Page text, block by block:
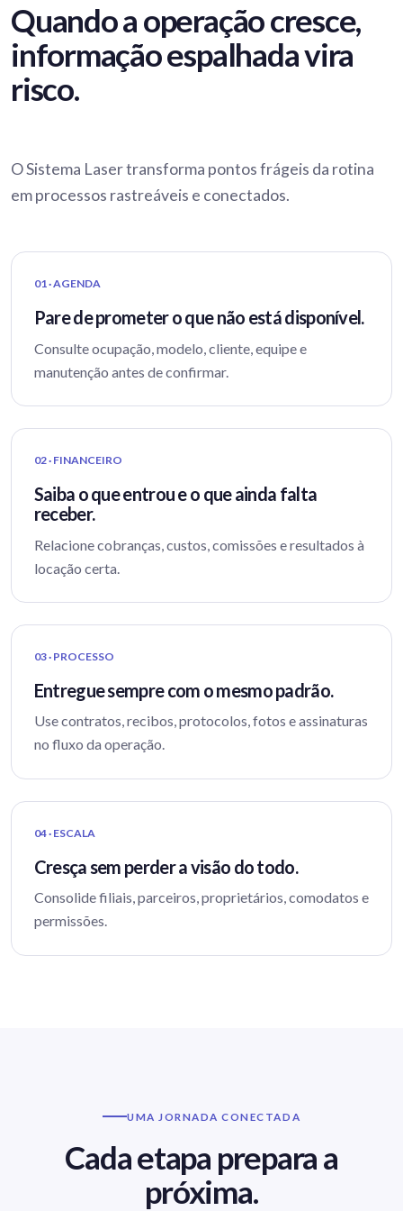
Quando a operação cresce,
informação espalhada vira
risco.
O Sistema Laser transforma pontos frágeis da rotina
em processos rastreáveis e conectados.
01 · AGENDA
Pare de prometer o que não está disponível.
Consulte ocupação, modelo, cliente, equipe e
manutenção antes de confirmar.
02 · FINANCEIRO
Saiba o que entrou e o que ainda falta
receber.
Relacione cobranças, custos, comissões e resultados à
locação certa.
03 · PROCESSO
Entregue sempre com o mesmo padrão.
Use contratos, recibos, protocolos, fotos e assinaturas
no fluxo da operação.
04 · ESCALA
Cresça sem perder a visão do todo.
Consolide filiais, parceiros, proprietários, comodatos e
permissões.
UMA JORNADA CONECTADA
Cada etapa prepara a
próxima.